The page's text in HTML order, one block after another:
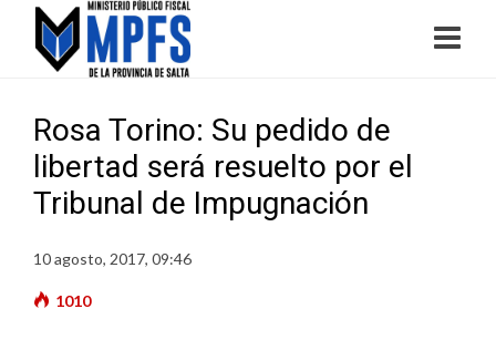
Rosa Torino: Su pedido de
libertad será resuelto por el
Tribunal de Impugnación
10 agosto, 2017, 09:46
1010